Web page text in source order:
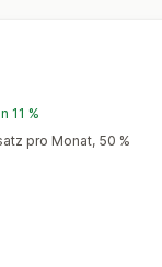
Tests
11 %
pro Monat, 50 %